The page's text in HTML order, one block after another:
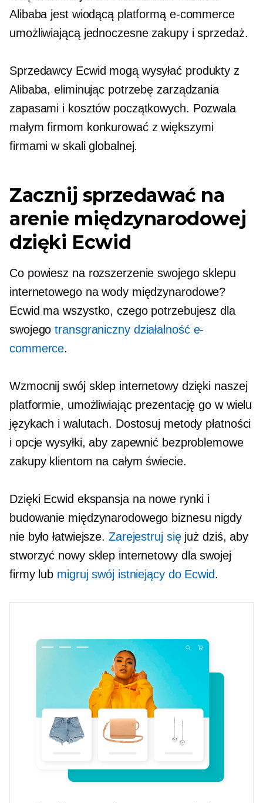
Alibaba jest wiodącą platformą e-commerce
umożliwiającą jednoczesne zakupy i sprzedaż.
Sprzedawcy Ecwid mogą wysyłać produkty z
Alibaba, eliminując potrzebę zarządzania
zapasami i kosztów początkowych. Pozwala
małym firmom konkurować z większymi
firmami w skali globalnej.
Zacznij sprzedawać na
arenie międzynarodowej
dzięki Ecwid
Co powiesz na rozszerzenie swojego sklepu
internetowego na wody międzynarodowe?
Ecwid ma wszystko, czego potrzebujesz dla
swojegotransgranicznydziałalność e-
commerce.
Wzmocnij swój sklep internetowy dzięki naszej
platformie, umożliwiając prezentację go w wielu
językach i walutach. Dostosuj metody płatności
i opcje wysyłki, aby zapewnić bezproblemowe
zakupy klientom na całym świecie.
Dzięki Ecwid ekspansja na nowe rynki i
budowanie międzynarodowego biznesu nigdy
nie było łatwiejsze. Zarejestruj sięjuż dziś, aby
stworzyć nowy sklep internetowy dla swojej
firmy lub migruj swój istniejący do Ecwid.